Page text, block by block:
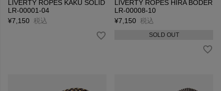
LIVERTY ROPES KAKU SOLID
LR-00001-04
¥7,150 税込
LIVERTY ROPES HIRA BODER
LR-00008-10
¥7,150 税込
SOLD OUT